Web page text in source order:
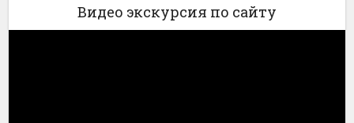
Видео экскурсия по сайту